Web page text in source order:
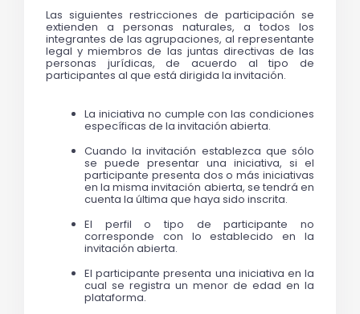
Las siguientes restricciones de participación se
extienden a personas naturales, a todos los
integrantes de las agrupaciones, al representante
legal y miembros de las juntas directivas de las
personas jurídicas, de acuerdo al tipo de
participantes al que está dirigida la invitación.
La iniciativa no cumple con las condiciones
específicas de la invitación abierta.
Cuando la invitación establezca que sólo
se puede presentar una iniciativa, si el
participante presenta dos o más iniciativas
en la misma invitación abierta, se tendrá en
cuenta la última que haya sido inscrita.
El perfil o tipo de participante no
corresponde con lo establecido en la
invitación abierta.
El participante presenta una iniciativa en la
cual se registra un menor de edad en la
plataforma.